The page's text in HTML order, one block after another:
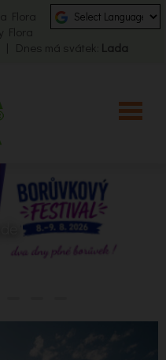
Flora
Flora
Dnes má svátek: Lada